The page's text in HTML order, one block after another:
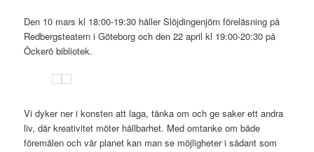
Den 10 mars kl 18:00-19:30 håller Slöjdingenjörn föreläsning på
Redbergsteatern i Göteborg och den 22 april kl 19:00-20:30 på
Öckerö bibliotek.
Vi dyker ner i konsten att laga, tänka om och ge saker ett andra
liv, där kreativitet möter hållbarhet. Med omtanke om både
föremålen och vår planet kan man se möjligheter i sådant som